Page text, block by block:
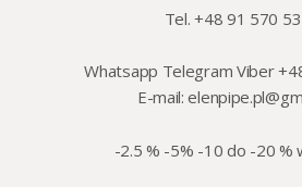
Tel. +48 91 570
Whatsapp Telegram Viber
E-mail:
-2.5 % -5% -10 do -20 %